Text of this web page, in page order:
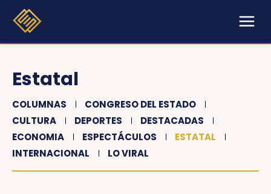
Estatal
COLUMNAS
CONGRESO DEL ESTADO
CULTURA
DEPORTES
DESTACADAS
ECONOMIA
ESPECTÁCULOS
ESTATAL
INTERNACIONAL
LO VIRAL